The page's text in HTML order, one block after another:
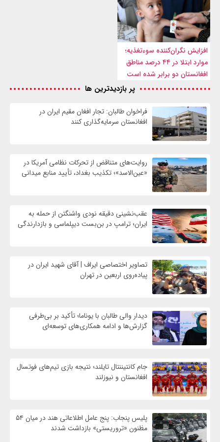
افزایش نگران‌کننده سوءتغذیه؛
موارد ابتلا در ۴۴ درصد مناطق
افغانستان دو برابر شده است
پر بازدیدترین ها
فراخوان طالبان: تجار افغان مقیم ایران در
افغانستان سرمایه‌گذاری کنند
روایت‌های متناقض از تحرکات نظامی آمریکا در
«عین‌الاسد»؛ تکذیب بغداد، تأیید منابع میدانی
عقب‌نشینی دقیقه نودی واشنگتن از حمله به
ایران؛ ترامپ در بن‌بست دیپلماسی و بازدارندگی
تصاویر اختصاصی ایراف | آقای شهید ایران در
پیاده‌روی اربعین در تهران
دیدار والی طالبان با یوناما؛ تأکید بر بی‌طرفی
گزارش‌ها و ادامه همکاری‌های توسعه‌ای
جام کانتیننتال تایلند؛ نتیجه بازی تیم‌های فوتسال
افغانستان و نیوزلند
پلیس پنجاب: پنج عامل اطلاعاتی هند در میان ۵۴
مظنون «تروریستی» بازداشت شدند